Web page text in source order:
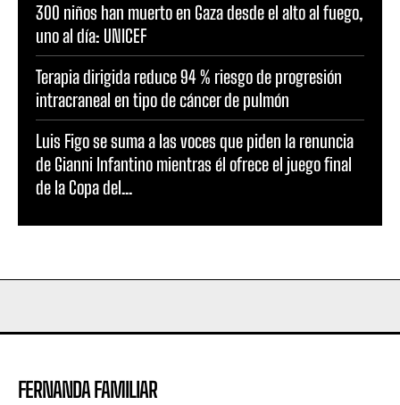
300 niños han muerto en Gaza desde el alto al fuego,
uno al día: UNICEF
Terapia dirigida reduce 94 % riesgo de progresión
intracraneal en tipo de cáncer de pulmón
Luis Figo se suma a las voces que piden la renuncia
de Gianni Infantino mientras él ofrece el juego final
de la Copa del...
FERNANDA FAMILIAR